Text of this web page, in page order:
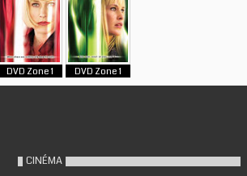
DVD Zone 1 DVD Zone 1
CINÉMA